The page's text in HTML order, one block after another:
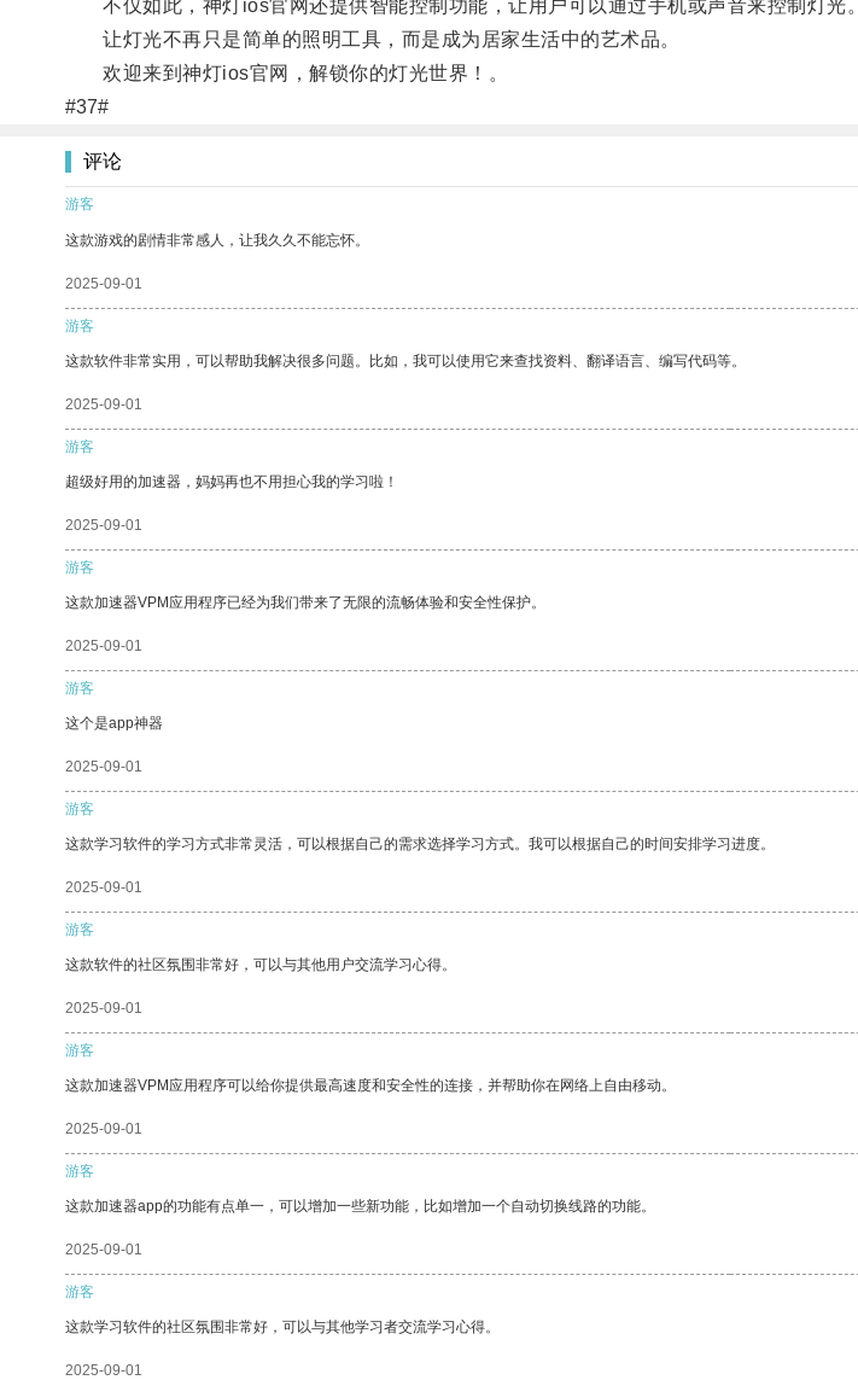
不仅如此，神灯ios官网还提供智能控制功能，让用户可以通过手机或声音来控制灯光。
让灯光不再只是简单的照明工具，而是成为居家生活中的艺术品。
欢迎来到神灯ios官网，解锁你的灯光世界！。
#37#
评论
游客
这款游戏的剧情非常感人，让我久久不能忘怀。
2025-09-01
游客
这款软件非常实用，可以帮助我解决很多问题。比如，我可以使用它来查找资料、翻译语言、编写代码等。
2025-09-01
游客
超级好用的加速器，妈妈再也不用担心我的学习啦！
2025-09-01
游客
这款加速器VPM应用程序已经为我们带来了无限的流畅体验和安全性保护。
2025-09-01
游客
这个是app神器
2025-09-01
游客
这款学习软件的学习方式非常灵活，可以根据自己的需求选择学习方式。我可以根据自己的时间安排学习进度。
2025-09-01
游客
这款软件的社区氛围非常好，可以与其他用户交流学习心得。
2025-09-01
游客
这款加速器VPM应用程序可以给你提供最高速度和安全性的连接，并帮助你在网络上自由移动。
2025-09-01
游客
这款加速器app的功能有点单一，可以增加一些新功能，比如增加一个自动切换线路的功能。
2025-09-01
游客
这款学习软件的社区氛围非常好，可以与其他学习者交流学习心得。
2025-09-01